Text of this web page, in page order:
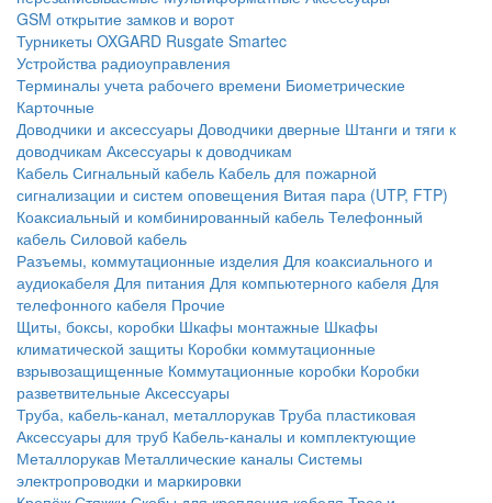
GSM открытие замков и ворот
Турникеты OXGARD Rusgate Smartec
Устройства радиоуправления
Терминалы учета рабочего времени Биометрические
Карточные
Доводчики и аксессуары Доводчики дверные Штанги и тяги к
доводчикам Аксессуары к доводчикам
Кабель Сигнальный кабель Кабель для пожарной
сигнализации и систем оповещения Витая пара (UTP, FTP)
Коаксиальный и комбинированный кабель Телефонный
кабель Силовой кабель
Разъемы, коммутационные изделия Для коаксиального и
аудиокабеля Для питания Для компьютерного кабеля Для
телефонного кабеля Прочие
Щиты, боксы, коробки Шкафы монтажные Шкафы
климатической защиты Коробки коммутационные
взрывозащищенные Коммутационные коробки Коробки
разветвительные Аксессуары
Труба, кабель-канал, металлорукав Труба пластиковая
Аксессуары для труб Кабель-каналы и комплектующие
Металлорукав Металлические каналы Системы
электропроводки и маркировки